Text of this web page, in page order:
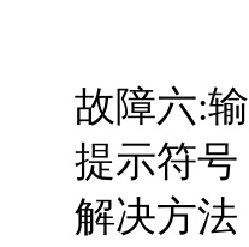
故障六:输
提示符号
解决方法